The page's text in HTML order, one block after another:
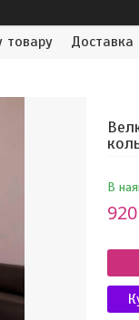
товару Доставка
В